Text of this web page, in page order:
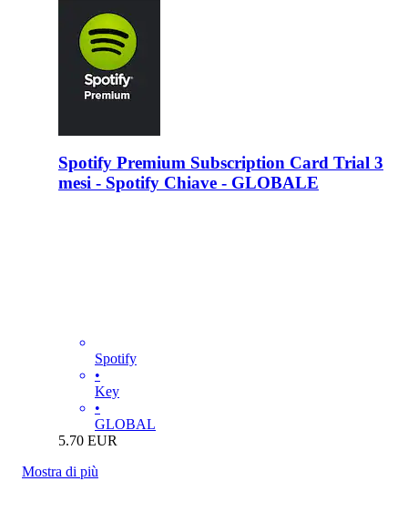
Spotify Premium Subscription Card Trial 3
mesi - Spotify Chiave - GLOBALE
Spotify
•
Key
•
GLOBAL
5.70 EUR
Mostra di più